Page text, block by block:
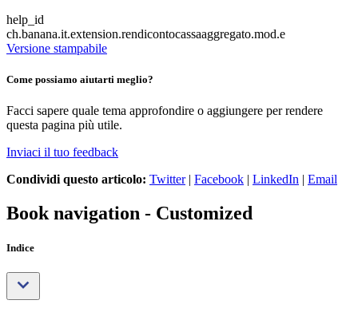
help_id
ch.banana.it.extension.rendicontocassaaggregato.mod.e
Versione stampabile
Come possiamo aiutarti meglio?
Facci sapere quale tema approfondire o aggiungere per rendere
questa pagina più utile.
Inviaci il tuo feedback
Condividi questo articolo: Twitter| Facebook | LinkedIn | Email
Book navigation - Customized
Indice